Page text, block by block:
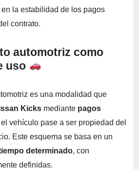
la estabilidad de los pagos
contrato.
automotriz como
uso
es una modalidad que
Kicks mediante pagos
vehículo pase a ser propiedad del
Este esquema se basa en un
determinado, con
definidas.